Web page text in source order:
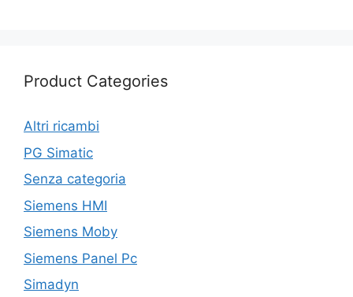
Product Categories
Altri ricambi
PG Simatic
Senza categoria
Siemens HMI
Siemens Moby
Siemens Panel Pc
Simadyn